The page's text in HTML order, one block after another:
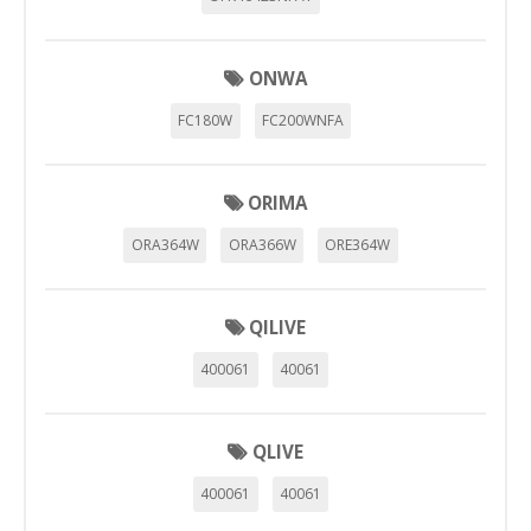
ONWA
FC180W FC200WNFA
ORIMA
ORA364W ORA366W ORE364W
QILIVE
400061 40061
QLIVE
400061 40061